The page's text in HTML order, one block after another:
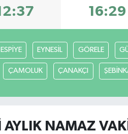
16:29
ESPİYE EYNESİL GÖRELE
ÇAMOLUK ÇANAKÇI
AYLIK NAMAZ